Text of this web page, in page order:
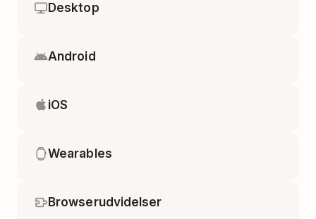
Desktop
Android
iOS
Wearables
Browserudvidelser